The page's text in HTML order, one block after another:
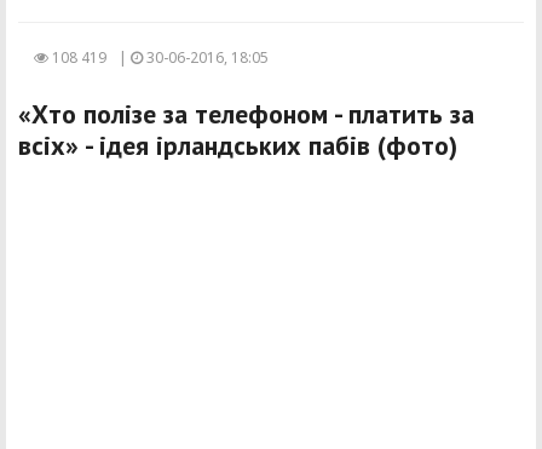
108 419 | 30-06-2016, 18:05
«Хто полізе за телефоном - платить за
всіх» - ідея ірландських пабів (фото)